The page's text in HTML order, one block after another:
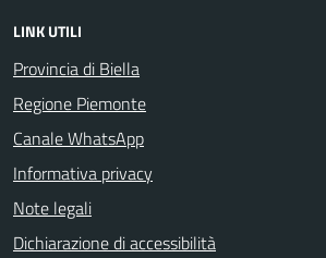
LINK UTILI
Provincia di Biella
Regione Piemonte
Canale WhatsApp
Informativa privacy
Note legali
Dichiarazione di accessibilità